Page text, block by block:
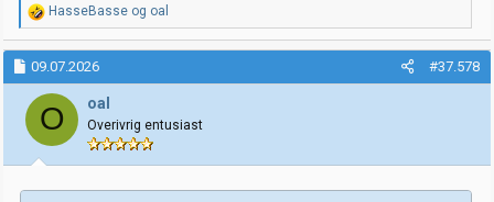
R
e
a
k
s
j
o
n
e
r
HasseBasse og oal
09.07.2026 #37.578
O oal
Overivrig entusiast